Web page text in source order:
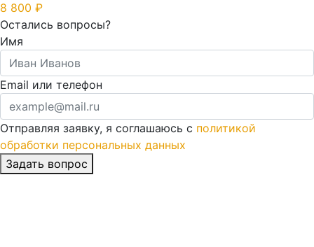
8 800 ₽
Остались вопросы?
Имя
Email или телефон
Отправляя заявку, я соглашаюсь с политикой
обработки персональных данных